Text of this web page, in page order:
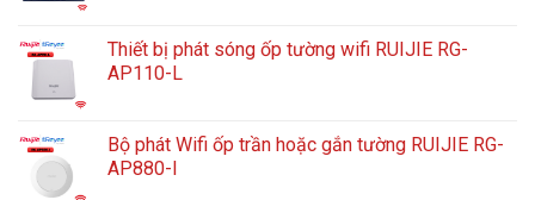
Thiết bị phát sóng ốp tường wifi RUIJIE RG-
AP110-L
Bộ phát Wifi ốp trần hoặc gắn tường RUIJIE RG-
AP880-I